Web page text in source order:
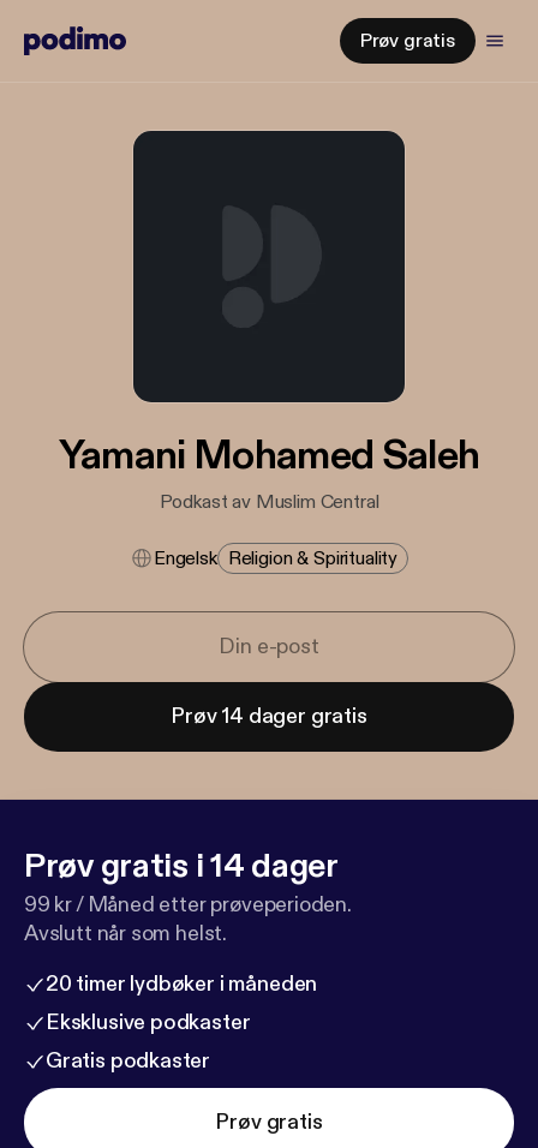
Prøv gratis
Yamani Mohamed Saleh
Podkast av Muslim Central
Engelsk Religion & Spirituality
Prøv 14 dager gratis
Prøv gratis i 14 dager
99 kr / Måned etter prøveperioden.
Avslutt når som helst.
20 timer lydbøker i måneden
Eksklusive podkaster
Gratis podkaster
Prøv gratis